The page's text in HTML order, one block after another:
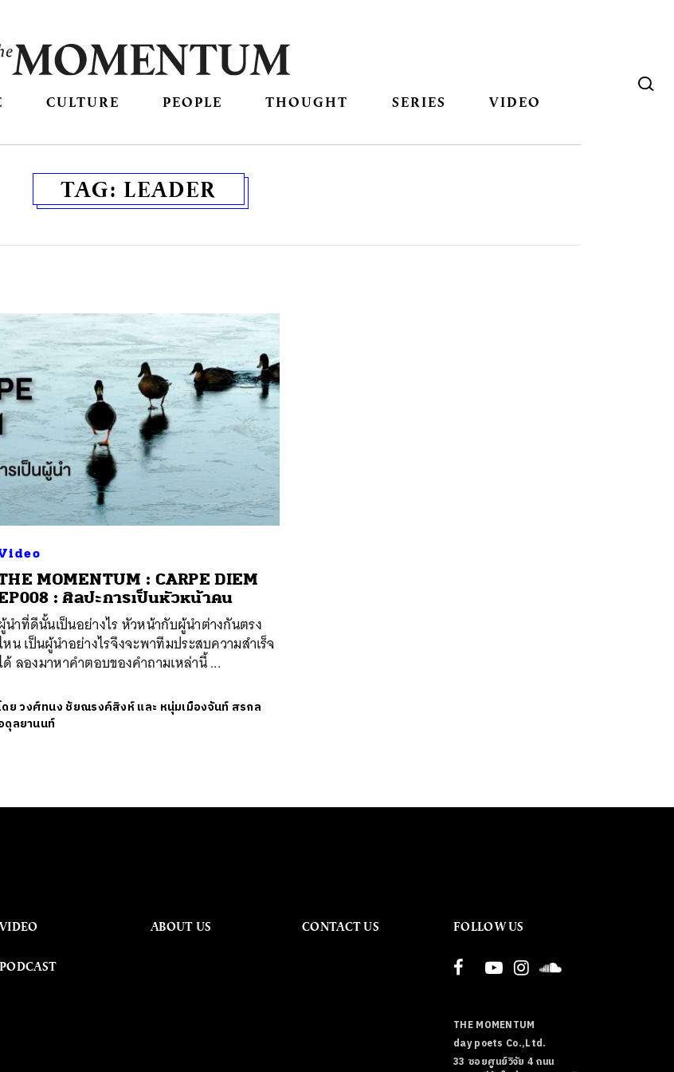
CULTURE PEOPLE THOUGHT SERIES VIDEO
TAG: LEADER
MOMENTUM : CARPE DIEM
: ศิลปะการเป็นหัวหน้าคน
นำที่ดีนั้นเป็นอย่างไร หัวหน้ากับผู้นำต่างกันตรง
หน เป็นผู้นำอย่างไรจึงจะพาทีมประสบความสำเร็จ
ด้ ลองมาหาคำตอบของคำถามเหล่านี้ ...
ดยวงศ์ทนง ชัยณรงค์สิงห์ และ หนุ่มเมืองจันท์ สรกล
ดุลยานนท์
VIDEO
PODCAST
ABOUT US CONTACT US FOLLOW US
THE MOMENTUM
day poets Co.,Ltd.
33 ซอยศูนย์วิจัย 4 ถนน
SHARE TWEET LINE EMAIL